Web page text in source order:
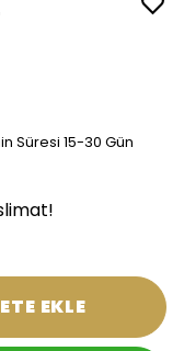
Süresi 15-30 Gün
EKLE